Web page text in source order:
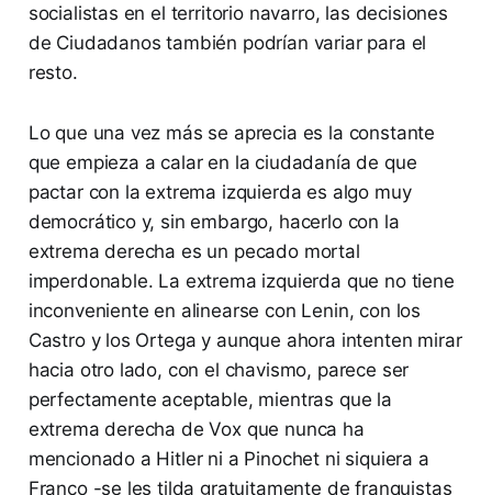
socialistas en el territorio navarro, las decisiones
de Ciudadanos también podrían variar para el
resto.
Lo que una vez más se aprecia es la constante
que empieza a calar en la ciudadanía de que
pactar con la extrema izquierda es algo muy
democrático y, sin embargo, hacerlo con la
extrema derecha es un pecado mortal
imperdonable. La extrema izquierda que no tiene
inconveniente en alinearse con Lenin, con los
Castro y los Ortega y aunque ahora intenten mirar
hacia otro lado, con el chavismo, parece ser
perfectamente aceptable, mientras que la
extrema derecha de Vox que nunca ha
mencionado a Hitler ni a Pinochet ni siquiera a
Franco -se les tilda gratuitamente de franquistas